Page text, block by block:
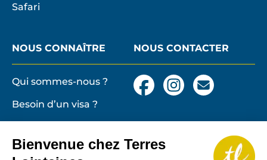
Bienvenue chez Terres
Safari
NOUS CONNAÎTRE
Qui sommes-nous ?
Besoin d’un visa ?
et particulières de
vente
NOUS CONTACTER
FacebookInstagram
Nous
contacter
email